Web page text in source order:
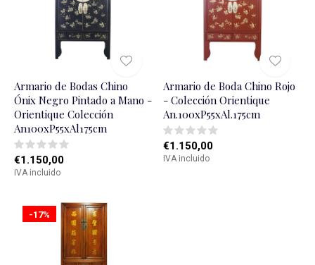
Armario de Bodas Chino
Ónix Negro Pintado a Mano -
Orientique Colección
An100xP55xAl175cm
€1.150,00
IVA incluido
Armario de Boda Chino Rojo
- Colección Orientique
An.100xP55xAl.175cm
€1.150,00
IVA incluido
-17%